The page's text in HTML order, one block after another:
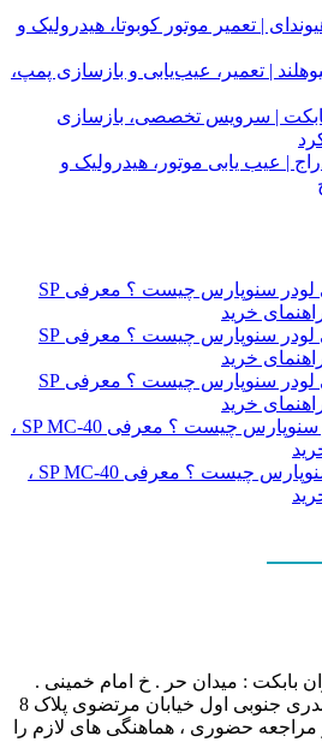
| تعمیر موتور کوبوتا، هیدرولیک و
| تعمیر، عیب‌یابی و بازسازی پمپ،
بابکت | سرویس تخصصی، بازسازی
| عیب یابی موتور، هیدرولیک و
مینی لودر سنوپارس چیست ؟ معرفی SP
مینی لودر سنوپارس چیست ؟ معرفی SP
مینی لودر سنوپارس چیست ؟ معرفی SP
مینی لودر سنوپارس چیست ؟ معرفی SP MC-40 ،
مینی لودر سنوپارس چیست ؟ معرفی SP MC-40 ،
بابکت : میدان حر . خ امام خمینی .
خیابان کمالی . خیابان اسکندری جنوبی اول خیابان مرتضوی پلاک 8
حضوری ، هماهنگی های لازم را